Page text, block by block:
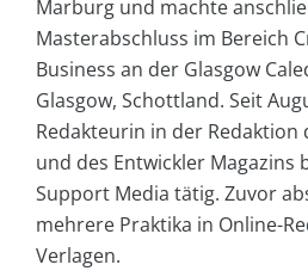
Marburg und machte
Masterabschluss im Bereich
Business an der Glasgow
Glasgow, Schottland. Seit
Redakteurin in der Redaktion
und des Entwickler Magazins
Support Media tätig. Zuvor
mehrere Praktika in Online-
Verlagen.